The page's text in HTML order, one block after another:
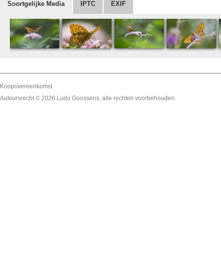
Soortgelijke Media IPTC EXIF
Koopovereenkomst
Auteursrecht © 2026 Ludo Goossens, alle rechten voorbehouden.